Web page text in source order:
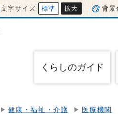
文字サイズ 標準 拡大 背景
くらしのガイド
健康・福祉・介護 医療機関